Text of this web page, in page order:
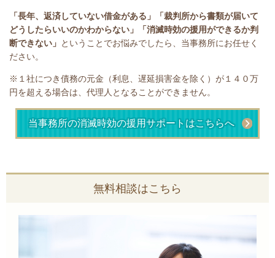
「長年、返済していない借金がある」
「裁判所から書類が届いて
どうしたらいいのかわからない」「消滅時効の援用ができるか判
断できない」 ということでお悩みでしたら、当事務所にお任せく
ださい。
※１社につき債務の元金（利息、遅延損害金を除く）が１４０万
円を超える場合は、代理人となることができません。
当事務所の消滅時効の援用サポートはこちらへ
無料相談はこちら